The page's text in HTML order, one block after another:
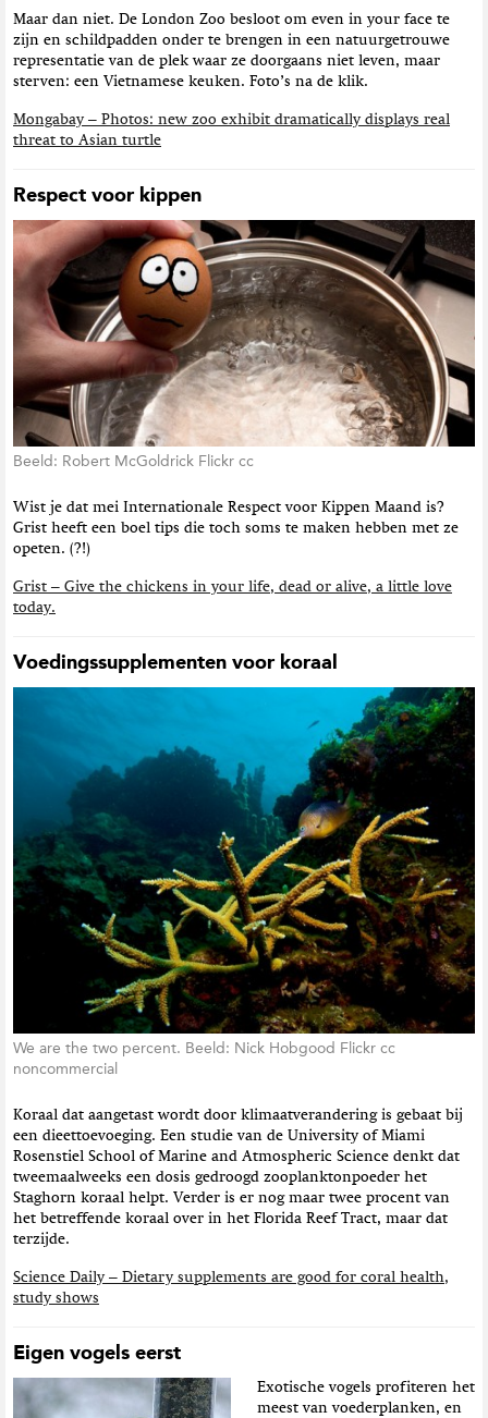
Maar dan niet. De London Zoo besloot om even in your face te
zijn en schildpadden onder te brengen in een natuurgetrouwe
representatie van de plek waar ze doorgaans niet leven, maar
sterven: een Vietnamese keuken. Foto’s na de klik.
Mongabay – Photos: new zoo exhibit dramatically displays real
threat to Asian turtle
Respect voor kippen
Beeld: Robert McGoldrick Flickr cc
Wist je dat mei Internationale Respect voor Kippen Maand is?
Grist heeft een boel tips die toch soms te maken hebben met ze
opeten. (?!)
Grist – Give the chickens in your life, dead or alive, a little love
today.
Voedingssupplementen voor koraal
We are the two percent. Beeld: Nick Hobgood Flickr cc
noncommercial
Koraal dat aangetast wordt door klimaatverandering is gebaat bij
een dieettoevoeging. Een studie van de University of Miami
Rosenstiel School of Marine and Atmospheric Science denkt dat
tweemaalweeks een dosis gedroogd zooplanktonpoeder het
Staghorn koraal helpt. Verder is er nog maar twee procent van
het betreffende koraal over in het Florida Reef Tract, maar dat
terzijde.
Science Daily – Dietary supplements are good for coral health,
study shows
Eigen vogels eerst
Exotische vogels profiteren het
meest van voederplanken, en